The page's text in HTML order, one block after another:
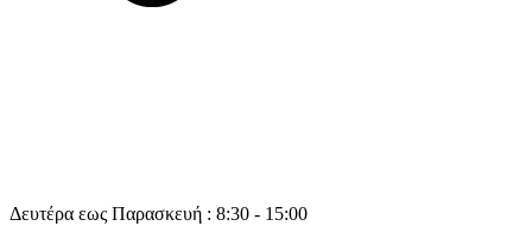
Δευτέρα εως Παρασκευή : 8:30 - 15:00